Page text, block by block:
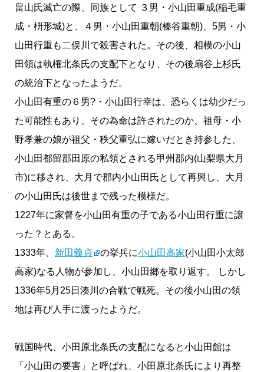
畠山氏滅亡の際、同族として ３男・小山田重成(稲毛重
成・枡形城)と、４男・小山田重朝(榛谷重朝)、5男・小
山田行重も二俣川で殺害された。その後、相模の小山
田領は執権北条氏の支配下となり、その後扇谷上杉氏
の統治下となったようだ。
小山田有重の６男?・小山田行幸は、恐らくは幼少だっ
た可能性もあり、その為命は許されたのか、祖母・小
野孝兼の娘が祖父・秩父重弘に嫁いだとき持参した、
小山田都留郡田原の私領とされる甲州郡内(山梨県大月
市)に移され、大月で郡内小山田氏として再興し、大月
の小山田氏は後世まで残った模様だ。
1227年に家督を小山田有重の子である小山田行重に譲
った？とある。
1333年、 新田義貞 の挙兵に小山田高家(小山田小太郎
高家)なる人物が参加し、小山田郷を取り返す。 しかし
1336年5月25日湊川の合戦で戦死。その後小山田の領
地は再び人手に渡ったようだ。
戦国時代、小田原北条氏の支配になると小山田館は
「小山田の要害」と呼ばれ、小田原北条氏により再整